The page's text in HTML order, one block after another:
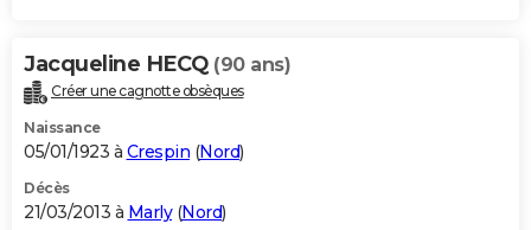
Jacqueline HECQ (90 ans)
Créer une cagnotte obsèques
Naissance
05/01/1923 à Crespin (Nord)
Décès
21/03/2013 à Marly(Nord)